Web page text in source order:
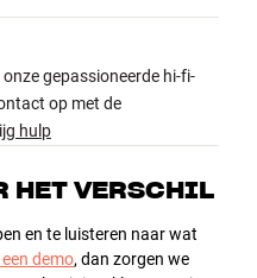
(gesloten)
x 3 cm (breedte x hoogte x
gepassioneerde hi-fi-
op met de
hulp
HET VERSCHIL
en te luisteren naar wat
een demo, dan zorgen we